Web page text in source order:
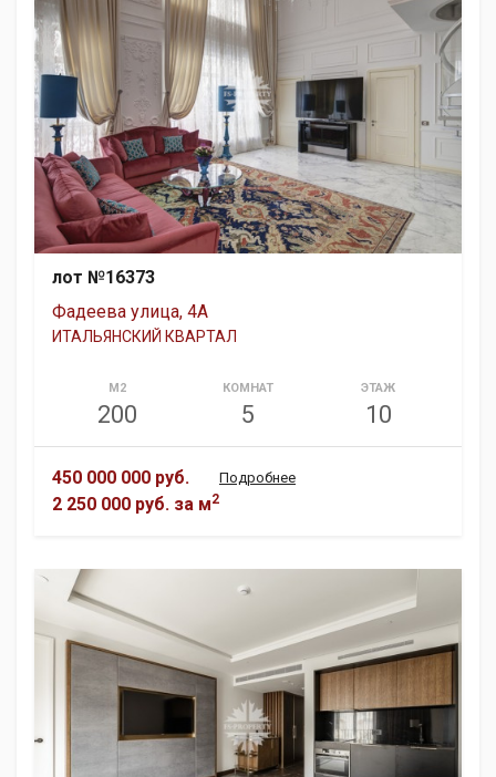
лот №16373
Фадеева улица, 4А
ИТАЛЬЯНСКИЙ КВАРТАЛ
М2
200
КОМНАТ
5
ЭТАЖ
10
450 000 000 руб.
2 250 000 руб. за м2
Подробнее